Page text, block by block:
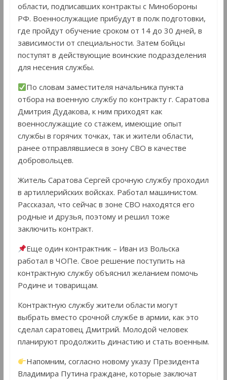
области, подписавших контракты с Минобороны
РФ. Военнослужащие прибудут в полк подготовки,
где пройдут обучение сроком от 14 до 30 дней, в
зависимости от специальности. Затем бойцы
поступят в действующие воинские подразделения
для несения службы.
По словам заместителя начальника пункта
отбора на военную службу по контракту г. Саратова
Дмитрия Дудакова, к ним приходят как
военнослужащие со стажем, имеющие опыт
службы в горячих точках, так и жители области,
ранее отправлявшиеся в зону СВО в качестве
добровольцев.
Житель Саратова Сергей срочную службу проходил
в артиллерийских войсках. Работал машинистом.
Рассказал, что сейчас в зоне СВО находятся его
родные и друзья, поэтому и решил тоже
заключить контракт.
Еще один контрактник – Иван из Вольска
работал в ЧОПе. Свое решение поступить на
контрактную службу объяснил желанием помочь
Родине и товарищам.
Контрактную службу жители области могут
выбрать вместо срочной службе в армии, как это
сделал саратовец Дмитрий. Молодой человек
планируют продолжить династию и стать военным.
Напомним, согласно новому указу Президента
Владимира Путина граждане, которые заключат